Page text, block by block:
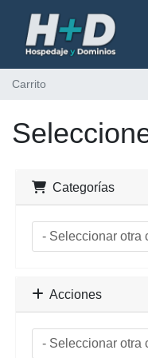
Carrito
Categorías
Acciones